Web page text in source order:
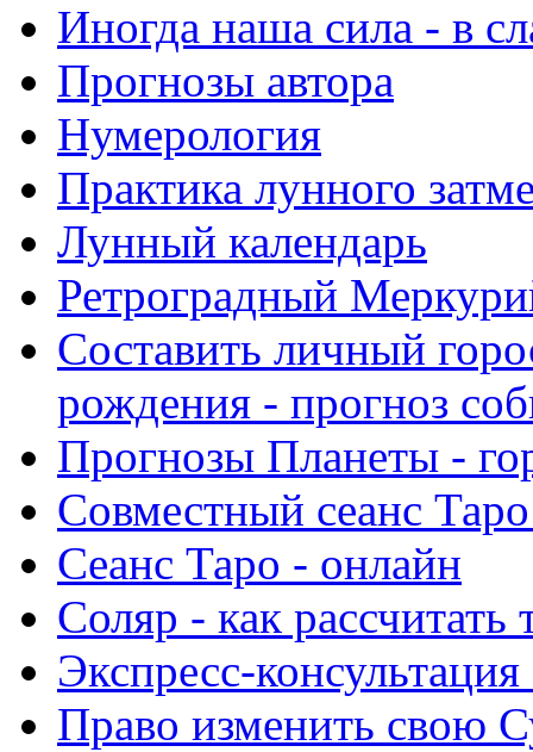
Иногда наша сила - в
Прогнозы автора
Нумерология
Практика лунного
Лунный календарь
Ретроградный
Составить личный
рождения - прогноз
Прогнозы Планеты -
Совместный сеанс
Сеанс Таро - онлайн
Соляр - как
Экспресс-
Право изменить свою